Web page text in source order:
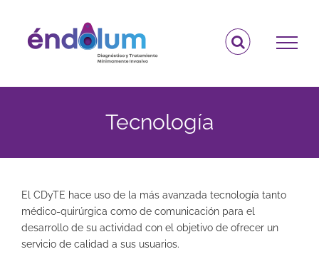
contenido
Tecnología
El CDyTE hace uso de la más avanzada tecnología tanto
médico-quirúrgica como de comunicación para el
desarrollo de su actividad con el objetivo de ofrecer un
servicio de calidad a sus usuarios.